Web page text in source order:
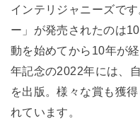
インテリジャニーズで
ー」が発売されたのは
動を始めてから10年が
年記念の2022年には、
を出版。様々な賞も獲
れています。